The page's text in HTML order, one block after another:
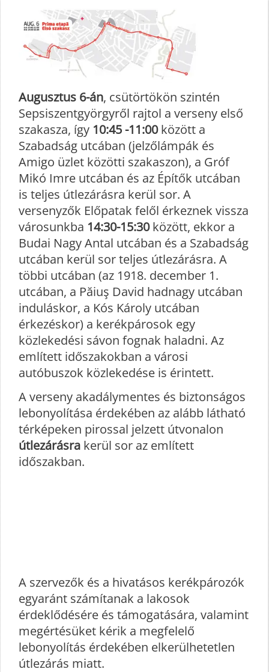
Augusztus 6-án, csütörtökön szintén
Sepsiszentgyörgyről rajtol a verseny első
szakasza, így 10:45 -11:00között a
Szabadság utcában (jelzőlámpák és
Amigo üzlet közötti szakaszon), a Gróf
Mikó Imre utcában és az Építők utcában
is teljes útlezárásra kerül sor. A
versenyzők Előpatak felől érkeznek vissza
városunkba 14:30-15:30között, ekkor a
Budai Nagy Antal utcában és a Szabadság
utcában kerül sor teljes útlezárásra. A
többi utcában (az 1918. december 1.
utcában, a Păiuş David hadnagy utcában
induláskor, a Kós Károly utcában
érkezéskor) a kerékpárosok egy
közlekedési sávon fognak haladni. Az
említett időszakokban a városi
autóbuszok közlekedése is érintett.
A verseny akadálymentes és biztonságos
lebonyolítása érdekében az alább látható
térképeken pirossal jelzett útvonalon
útlezárásra kerül sor az említett
időszakban.
A szervezők és a hivatásos kerékpározók
egyaránt számítanak a lakosok
érdeklődésére és támogatására, valamint
megértésüket kérik a megfelelő
lebonyolítás érdekében elkerülhetetlen
útlezárás miatt.